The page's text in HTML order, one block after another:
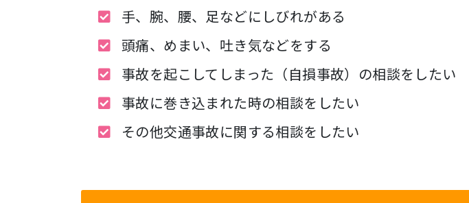
手、腕、腰、足などにしびれがある
頭痛、めまい、吐き気などをする
事故を起こしてしまった（自損事故）の相談をしたい
事故に巻き込まれた時の相談をしたい
その他交通事故に関する相談をしたい